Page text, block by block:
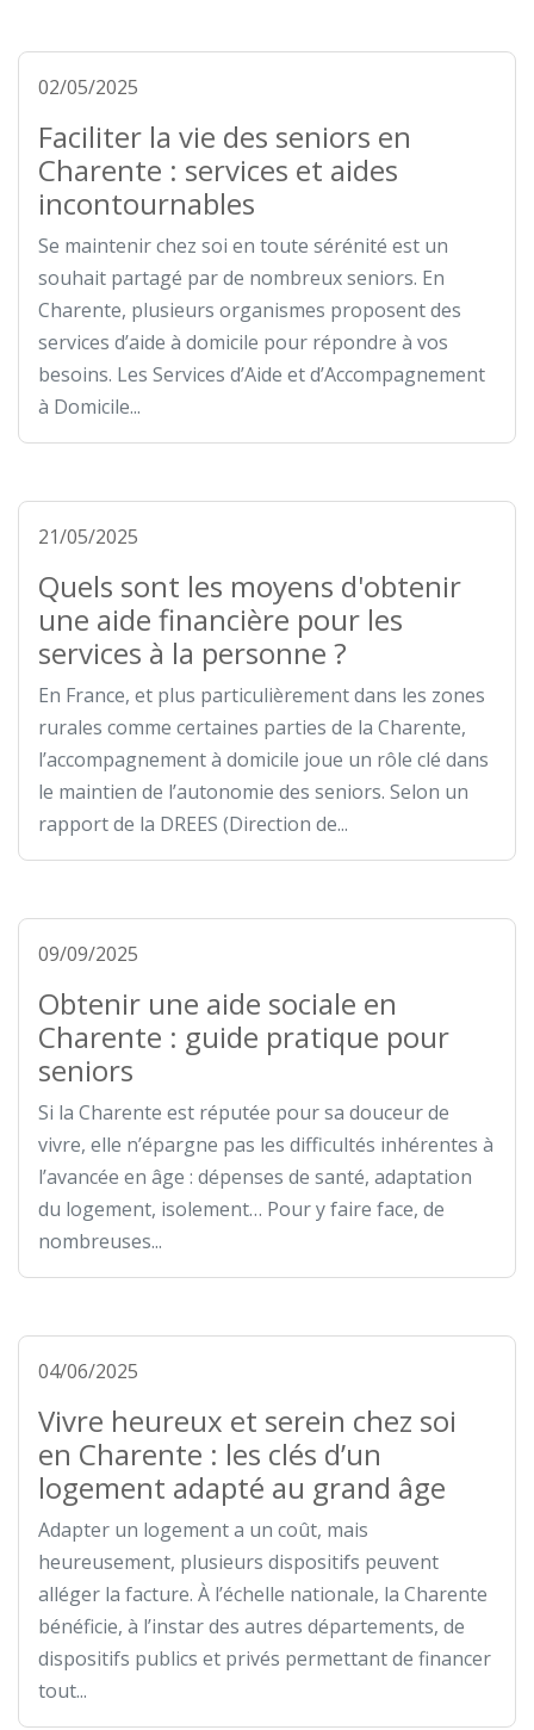
02/05/2025
Faciliter la vie des seniors en
Charente : services et aides
incontournables
Se maintenir chez soi en toute sérénité est un
souhait partagé par de nombreux seniors. En
Charente, plusieurs organismes proposent des
services d’aide à domicile pour répondre à vos
besoins. Les Services d’Aide et d’Accompagnement
à Domicile...
21/05/2025
Quels sont les moyens d'obtenir
une aide financière pour les
services à la personne ?
En France, et plus particulièrement dans les zones
rurales comme certaines parties de la Charente,
l’accompagnement à domicile joue un rôle clé dans
le maintien de l’autonomie des seniors. Selon un
rapport de la DREES (Direction de...
09/09/2025
Obtenir une aide sociale en
Charente : guide pratique pour
seniors
Si la Charente est réputée pour sa douceur de
vivre, elle n’épargne pas les difficultés inhérentes à
l’avancée en âge : dépenses de santé, adaptation
du logement, isolement… Pour y faire face, de
nombreuses...
04/06/2025
Vivre heureux et serein chez soi
en Charente : les clés d’un
logement adapté au grand âge
Adapter un logement a un coût, mais
heureusement, plusieurs dispositifs peuvent
alléger la facture. À l’échelle nationale, la Charente
bénéficie, à l’instar des autres départements, de
dispositifs publics et privés permettant de financer
tout...